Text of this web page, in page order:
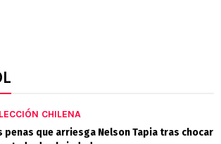
CHILENA
penas que arriesga Nelson Tapia tras chocar